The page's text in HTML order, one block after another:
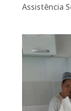
Assistência